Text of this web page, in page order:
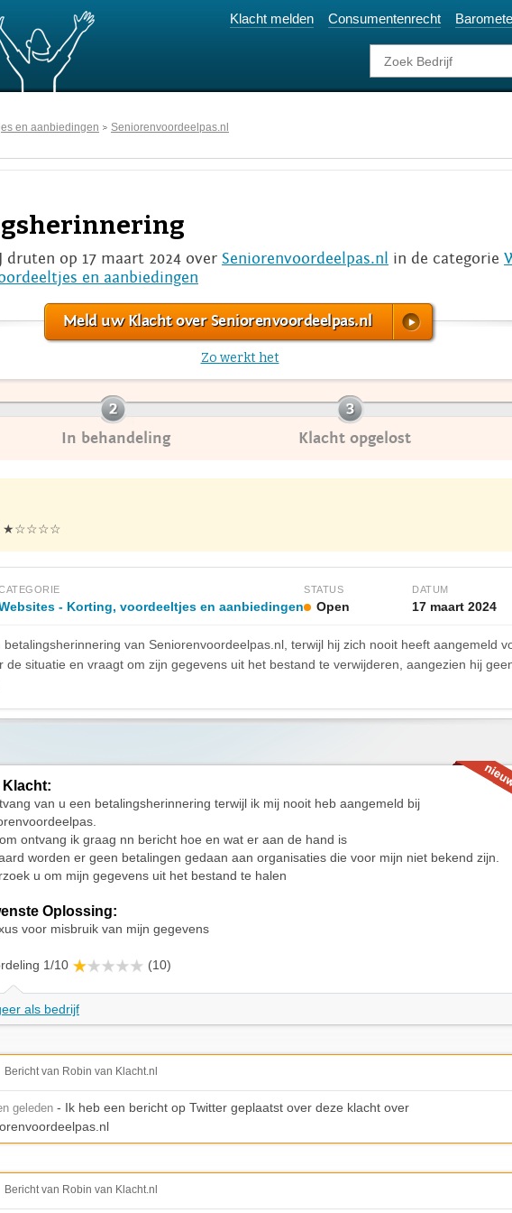
Klacht melden Consumentenrecht
en aanbiedingen
Seniorenvoordeelpas.nl
druten op 17 maart 2024 over Seniorenvoordeelpas.nl in de categorie
en aanbiedingen
Meld uw Klacht over Seniorenvoordeelpas.nl
Zo werkt het
In behandeling Klacht opgelost
★☆☆☆☆
- Korting, voordeeltjes en aanbiedingen
STATUS
Open
DATUM
17 maart 2024
van Seniorenvoordeelpas.nl, terwijl hij zich nooit heeft aangemeld
de situatie en vraagt om zijn gegevens uit het bestand te verwijderen, aangezien hij
Klacht:
van u een betalingsherinnering terwijl ik mij nooit heb aangemeld bij
ontvang ik graag nn bericht hoe en wat er aan de hand is
worden er geen betalingen gedaan aan organisaties die voor mijn niet bekend zijn.
u om mijn gegevens uit het bestand te halen
Oplossing:
voor misbruik van mijn gegevens
1/10 (10)
als bedrijf
Bericht van Robin van Klacht.nl
geleden - Ik heb een bericht op Twitter geplaatst over deze klacht over
Bericht van Robin van Klacht.nl